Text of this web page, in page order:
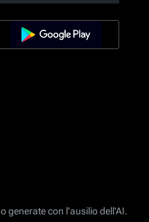
generate con l'ausilio dell'AI.